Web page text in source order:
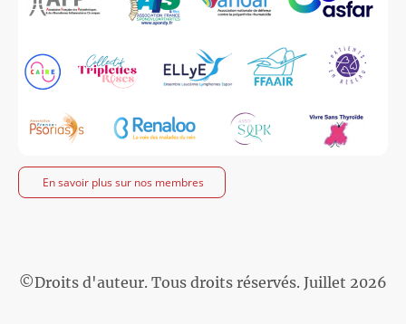
En savoir plus sur nos membres
©Droits d'auteur. Tous droits réservés. Juillet 2026